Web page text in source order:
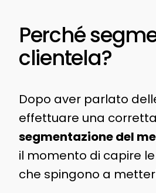
Perché
clientela?
Dopo aver parlato
effettuare una corretta
segmentazione del
il momento di capire
che spingono a